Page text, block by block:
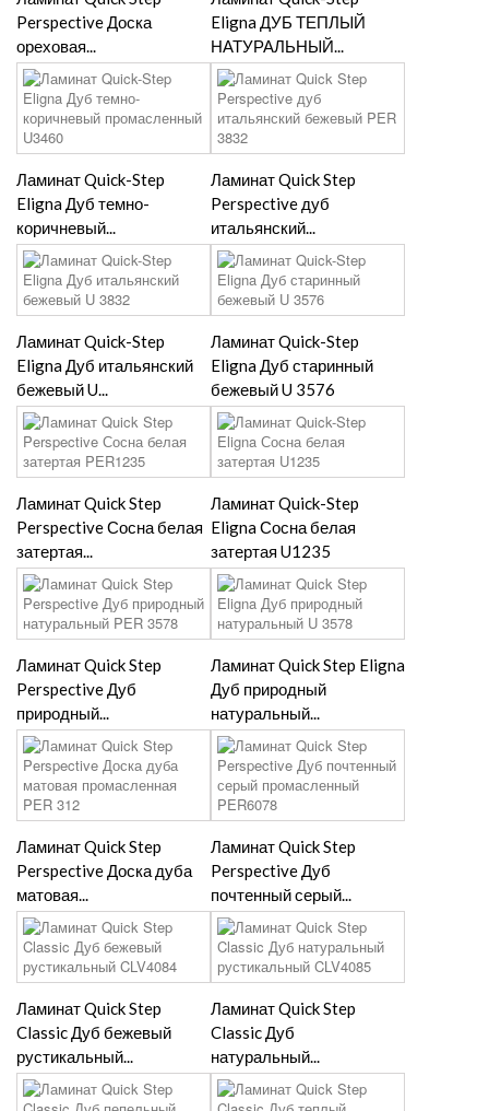
Perspective Доска
ореховая...
Eligna ДУБ ТЕПЛЫЙ
НАТУРАЛЬНЫЙ...
Ламинат Quick-Step
Eligna Дуб темно-
коричневый...
Ламинат Quick Step
Perspective дуб
итальянский...
Ламинат Quick-Step
Eligna Дуб итальянский
бежевый U...
Ламинат Quick-Step
Eligna Дуб старинный
бежевый U 3576
Ламинат Quick Step
Perspective Сосна белая
затертая...
Ламинат Quick-Step
Eligna Сосна белая
затертая U1235
Ламинат Quick Step
Perspective Дуб
природный...
Ламинат Quick Step Eligna
Дуб природный
натуральный...
Ламинат Quick Step
Perspective Доска дуба
матовая...
Ламинат Quick Step
Perspective Дуб
почтенный серый...
Ламинат Quick Step
Classic Дуб бежевый
рустикальный...
Ламинат Quick Step
Classic Дуб
натуральный...